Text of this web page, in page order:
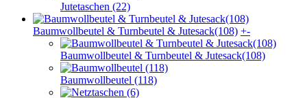
Jutetaschen (22)
Baumwollbeutel & Turnbeutel & Jutesack(108) +-
Baumwollbeutel & Turnbeutel & Jutesack(108)
Baumwollbeutel (118)